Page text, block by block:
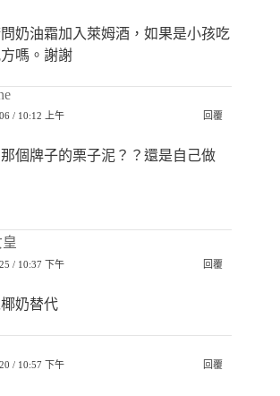
奶油霜加入萊姆酒，如果是小孩吃
嗎。謝謝
/ 10:12 上午 回覆
個牌子的栗子泥？？還是自己做
/ 10:37 下午 回覆
奶替代
/ 10:57 下午 回覆